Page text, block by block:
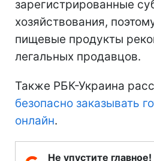
зарегистрированные
хозяйствования,
пищевые продукты
легальных продавцов.
Также РБК-Украина
безопасно заказывать
онлайн.
Не упустите